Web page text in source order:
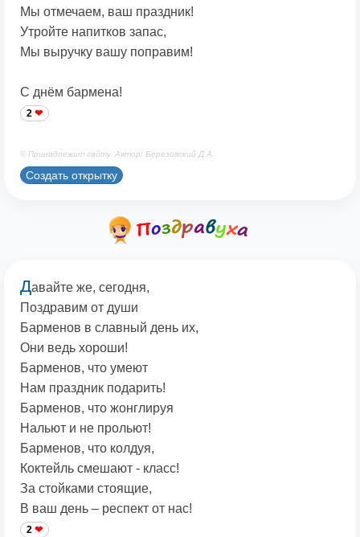
Мы отмечаем, ваш праздник!
Утройте напитков запас,
Мы выручку вашу поправим!
С днём бармена!
2
© Принадлежит сайту. Автор: Березовский Д.А.
Создать открытку
Давайте же, сегодня,
Поздравим от души
Барменов в славный день их,
Они ведь хороши!
Барменов, что умеют
Нам праздник подарить!
Барменов, что жонглируя
Нальют и не прольют!
Барменов, что колдуя,
Коктейль смешают - класс!
За стойками стоящие,
В ваш день – респект от нас!
2